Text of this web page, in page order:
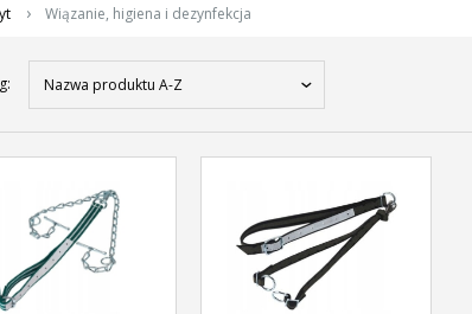
› Wiązanie, higiena i dezynfekcja
Nazwa produktu A-Z